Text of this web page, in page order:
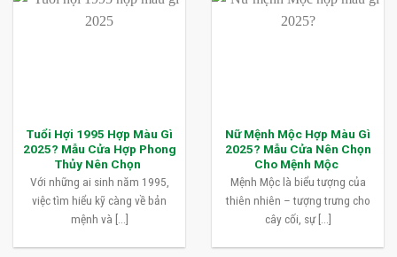
Tuổi Hợi 1995 Hợp Màu Gì
2025? Mẫu Cửa Hợp Phong
Thủy Nên Chọn
Với những ai sinh năm 1995,
việc tìm hiểu kỹ càng về bản
mệnh và [...]
Nữ Mệnh Mộc Hợp Màu Gì
2025? Mẫu Cửa Nên Chọn
Cho Mệnh Mộc
Mệnh Mộc là biểu tượng của
thiên nhiên – tượng trưng cho
cây cối, sự [...]